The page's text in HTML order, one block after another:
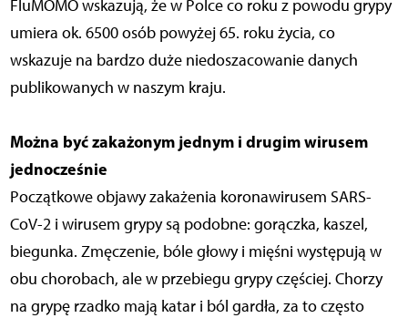
FluMOMO wskazują, że w Polce co roku z powodu grypy
umiera ok. 6500 osób powyżej 65. roku życia, co
wskazuje na bardzo duże niedoszacowanie danych
publikowanych w naszym kraju.
Można być zakażonym jednym i drugim wirusem
jednocześnie
Początkowe objawy zakażenia koronawirusem SARS-
CoV-2 i wirusem grypy są podobne: gorączka, kaszel,
biegunka. Zmęczenie, bóle głowy i mięśni występują w
obu chorobach, ale w przebiegu grypy częściej. Chorzy
na grypę rzadko mają katar i ból gardła, za to często